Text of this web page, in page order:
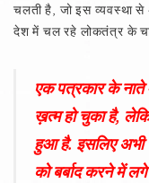
चलती है, जो इस व्यवस्था से
देश में चल रहे लोकतंत्र के
एक पत्रकार के नाते
ख़त्म हो चुका है,
हुआ है. इसलिए
को बर्बाद करने में